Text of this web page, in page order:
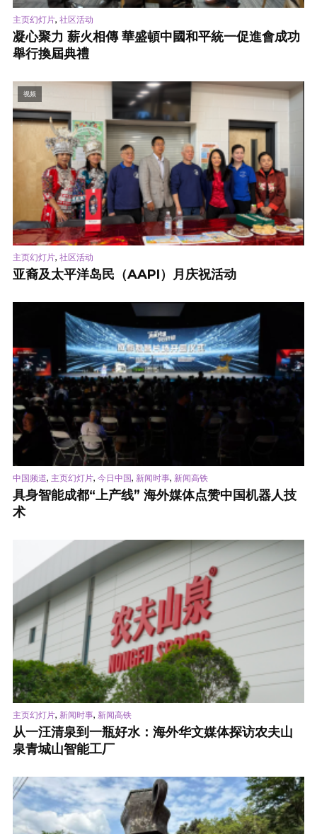
主页幻灯片, 社区活动
凝心聚力 薪火相傳 華盛頓中國和平統一促進會成功
舉行換屆典禮
视频
主页幻灯片, 社区活动
亚裔及太平洋岛民（AAPI）月庆祝活动
中国频道, 主页幻灯片, 今日中国, 新闻时事, 新闻高铁
具身智能成都“上产线” 海外媒体点赞中国机器人技
术
主页幻灯片, 新闻时事, 新闻高铁
从一汪清泉到一瓶好水：海外华文媒体探访农夫山
泉青城山智能工厂